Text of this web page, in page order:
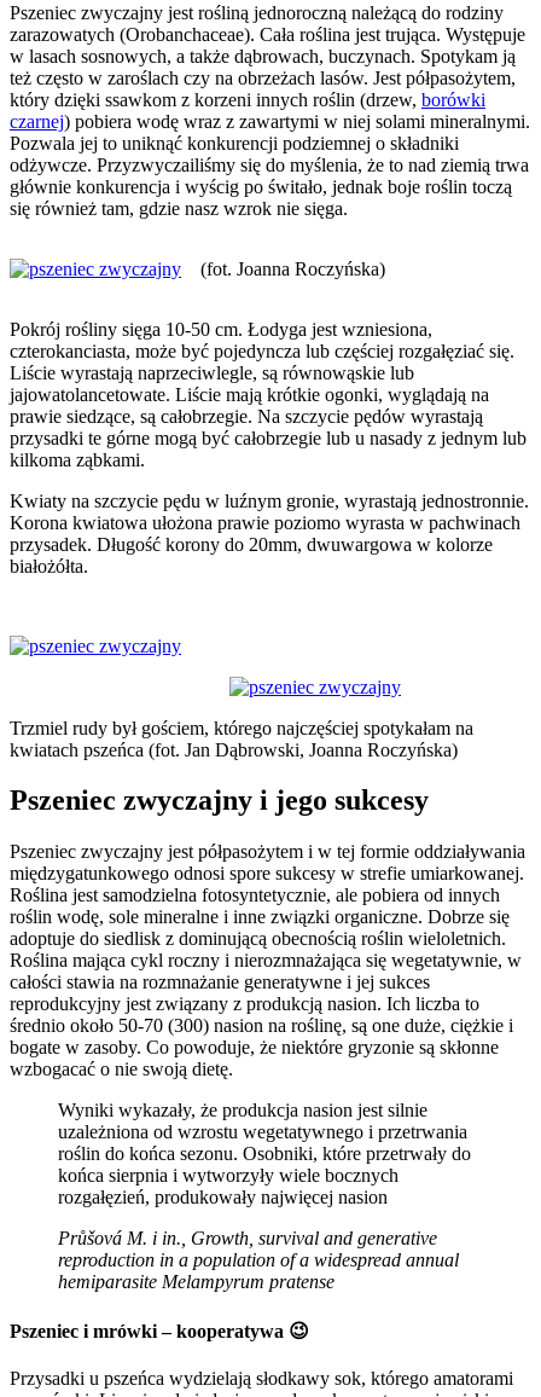
Pszeniec zwyczajny jest rośliną jednoroczną należącą do rodziny
zarazowatych (Orobanchaceae). Cała roślina jest trująca. Występuje
w lasach sosnowych, a także dąbrowach, buczynach. Spotykam ją
też często w zaroślach czy na obrzeżach lasów. Jest półpasożytem,
który dzięki ssawkom z korzeni innych roślin (drzew, borówki
czarnej) pobiera wodę wraz z zawartymi w niej solami mineralnymi.
Pozwala jej to uniknąć konkurencji podziemnej o składniki
odżywcze. Przyzwyczailiśmy się do myślenia, że to nad ziemią trwa
głównie konkurencja i wyścig po świtało, jednak boje roślin toczą
się również tam, gdzie nasz wzrok nie sięga.
(fot. Joanna Roczyńska)
Pokrój rośliny sięga 10-50 cm. Łodyga jest wzniesiona,
czterokanciasta, może być pojedyncza lub częściej rozgałęziać się.
Liście wyrastają naprzeciwlegle, są równowąskie lub
jajowatolancetowate. Liście mają krótkie ogonki, wyglądają na
prawie siedzące, są całobrzegie. Na szczycie pędów wyrastają
przysadki te górne mogą być całobrzegie lub u nasady z jednym lub
kilkoma ząbkami.
Kwiaty na szczycie pędu w luźnym gronie, wyrastają jednostronnie.
Korona kwiatowa ułożona prawie poziomo wyrasta w pachwinach
przysadek. Długość korony do 20mm, dwuwargowa w kolorze
białożółta.
Trzmiel rudy był gościem, którego najczęściej spotykałam na
kwiatach pszeńca (fot. Jan Dąbrowski, Joanna Roczyńska)
Pszeniec zwyczajny i jego sukcesy
Pszeniec zwyczajny jest półpasożytem i w tej formie oddziaływania
międzygatunkowego odnosi spore sukcesy w strefie umiarkowanej.
Roślina jest samodzielna fotosyntetycznie, ale pobiera od innych
roślin wodę, sole mineralne i inne związki organiczne. Dobrze się
adoptuje do siedlisk z dominującą obecnością roślin wieloletnich.
Roślina mająca cykl roczny i nierozmnażająca się wegetatywnie, w
całości stawia na rozmnażanie generatywne i jej sukces
reprodukcyjny jest związany z produkcją nasion. Ich liczba to
średnio około 50-70 (300) nasion na roślinę, są one duże, ciężkie i
bogate w zasoby. Co powoduje, że niektóre gryzonie są skłonne
wzbogacać o nie swoją dietę.
Wyniki wykazały, że produkcja nasion jest silnie
uzależniona od wzrostu wegetatywnego i przetrwania
roślin do końca sezonu. Osobniki, które przetrwały do
końca sierpnia i wytworzyły wiele bocznych
rozgałęzień, produkowały najwięcej nasion
Průšová M. i in., Growth, survival and generative
reproduction in a population of a widespread annual
hemiparasite Melampyrum pratense
Pszeniec i mrówki – kooperatywa 😉
Przysadki u pszeńca wydzielają słodkawy sok, którego amatorami